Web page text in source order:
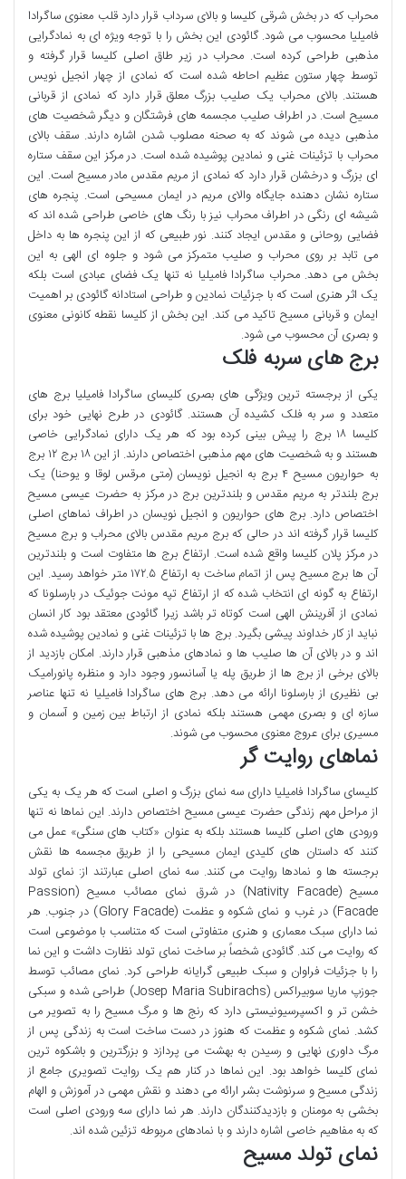
محراب که در بخش شرقی کلیسا و بالای سرداب قرار دارد قلب معنوی ساگرادا
فامیلیا محسوب می شود. گائودی این بخش را با توجه ویژه ای به نمادگرایی
مذهبی طراحی کرده است. محراب در زیر طاق اصلی کلیسا قرار گرفته و
توسط چهار ستون عظیم احاطه شده است که نمادی از چهار انجیل نویس
هستند. بالای محراب یک صلیب بزرگ معلق قرار دارد که نمادی از قربانی
مسیح است. در اطراف صلیب مجسمه های فرشتگان و دیگر شخصیت های
مذهبی دیده می شوند که به صحنه مصلوب شدن اشاره دارند. سقف بالای
محراب با تزئینات غنی و نمادین پوشیده شده است. در مرکز این سقف ستاره
ای بزرگ و درخشان قرار دارد که نمادی از مریم مقدس مادر مسیح است. این
ستاره نشان دهنده جایگاه والای مریم در ایمان مسیحی است. پنجره های
شیشه ای رنگی در اطراف محراب نیز با رنگ های خاصی طراحی شده اند که
فضایی روحانی و مقدس ایجاد کنند. نور طبیعی که از این پنجره ها به داخل
می تابد بر روی محراب و صلیب متمرکز می شود و جلوه ای الهی به این
بخش می دهد. محراب ساگرادا فامیلیا نه تنها یک فضای عبادی است بلکه
یک اثر هنری است که با جزئیات نمادین و طراحی استادانه گائودی بر اهمیت
ایمان و قربانی مسیح تاکید می کند. این بخش از کلیسا نقطه کانونی معنوی
و بصری آن محسوب می شود.
برج های سربه فلک
یکی از برجسته ترین ویژگی های بصری کلیسای ساگرادا فامیلیا برج های
متعدد و سر به فلک کشیده آن هستند. گائودی در طرح نهایی خود برای
کلیسا ۱۸ برج را پیش بینی کرده بود که هر یک دارای نمادگرایی خاصی
هستند و به شخصیت های مهم مذهبی اختصاص دارند. از این ۱۸ برج ۱۲ برج
به حواریون مسیح ۴ برج به انجیل نویسان (متی مرقس لوقا و یوحنا) یک
برج بلندتر به مریم مقدس و بلندترین برج در مرکز به حضرت عیسی مسیح
اختصاص دارد. برج های حواریون و انجیل نویسان در اطراف نماهای اصلی
کلیسا قرار گرفته اند در حالی که برج مریم مقدس بالای محراب و برج مسیح
در مرکز پلان کلیسا واقع شده است. ارتفاع برج ها متفاوت است و بلندترین
آن ها برج مسیح پس از اتمام ساخت به ارتفاع ۱۷۲.۵ متر خواهد رسید. این
ارتفاع به گونه ای انتخاب شده که از ارتفاع تپه مونت جوئیک در بارسلونا که
نمادی از آفرینش الهی است کوتاه تر باشد زیرا گائودی معتقد بود کار انسان
نباید از کار خداوند پیشی بگیرد. برج ها با تزئینات غنی و نمادین پوشیده شده
اند و در بالای آن ها صلیب ها و نمادهای مذهبی قرار دارند. امکان بازدید از
بالای برخی از برج ها از طریق پله یا آسانسور وجود دارد و منظره پانورامیک
بی نظیری از بارسلونا ارائه می دهد. برج های ساگرادا فامیلیا نه تنها عناصر
سازه ای و بصری مهمی هستند بلکه نمادی از ارتباط بین زمین و آسمان و
مسیری برای عروج معنوی محسوب می شوند.
نماهای روایت گر
کلیسای ساگرادا فامیلیا دارای سه نمای بزرگ و اصلی است که هر یک به یکی
از مراحل مهم زندگی حضرت عیسی مسیح اختصاص دارند. این نماها نه تنها
ورودی های اصلی کلیسا هستند بلکه به عنوان «کتاب های سنگی» عمل می
کنند که داستان های کلیدی ایمان مسیحی را از طریق مجسمه ها نقش
برجسته ها و نمادها روایت می کنند. سه نمای اصلی عبارتند از: نمای تولد
مسیح (Nativity Facade) در شرق نمای مصائب مسیح (Passion
Facade) در غرب و نمای شکوه و عظمت (Glory Facade) در جنوب. هر
نما دارای سبک معماری و هنری متفاوتی است که متناسب با موضوعی است
که روایت می کند. گائودی شخصاً بر ساخت نمای تولد نظارت داشت و این نما
را با جزئیات فراوان و سبک طبیعی گرایانه طراحی کرد. نمای مصائب توسط
جوزپ ماریا سوبیراکس (Josep Maria Subirachs) طراحی شده و سبکی
خشن تر و اکسپرسیونیستی دارد که رنج ها و مرگ مسیح را به تصویر می
کشد. نمای شکوه و عظمت که هنوز در دست ساخت است به زندگی پس از
مرگ داوری نهایی و رسیدن به بهشت می پردازد و بزرگترین و باشکوه ترین
نمای کلیسا خواهد بود. این نماها در کنار هم یک روایت تصویری جامع از
زندگی مسیح و سرنوشت بشر ارائه می دهند و نقش مهمی در آموزش و الهام
بخشی به مومنان و بازدیدکنندگان دارند. هر نما دارای سه ورودی اصلی است
که به مفاهیم خاصی اشاره دارند و با نمادهای مربوطه تزئین شده اند.
نمای تولد مسیح